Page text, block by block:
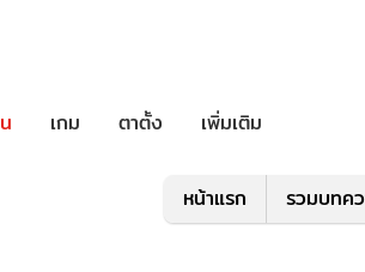
เกม ตาตั้ง เพิ่มเติม
หน้าแรก รวมบทค